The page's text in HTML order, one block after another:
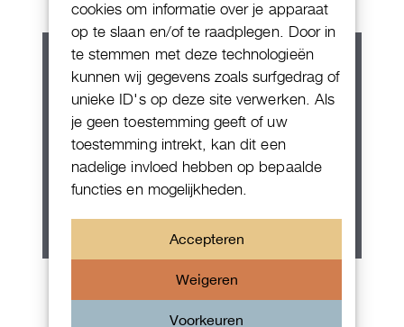
cookies om informatie over je apparaat
op te slaan en/of te raadplegen. Door in
te stemmen met deze technologieën
kunnen wij gegevens zoals surfgedrag of
unieke ID's op deze site verwerken. Als
je geen toestemming geeft of uw
toestemming intrekt, kan dit een
nadelige invloed hebben op bepaalde
functies en mogelijkheden.
Accepteren
Weigeren
Voorkeuren
Rolex Oyster Perpetual 36